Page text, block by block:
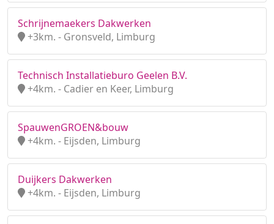
Schrijnemaekers Dakwerken
+3km. - Gronsveld, Limburg
Technisch Installatieburo Geelen B.V.
+4km. - Cadier en Keer, Limburg
SpauwenGROEN&bouw
+4km. - Eijsden, Limburg
Duijkers Dakwerken
+4km. - Eijsden, Limburg